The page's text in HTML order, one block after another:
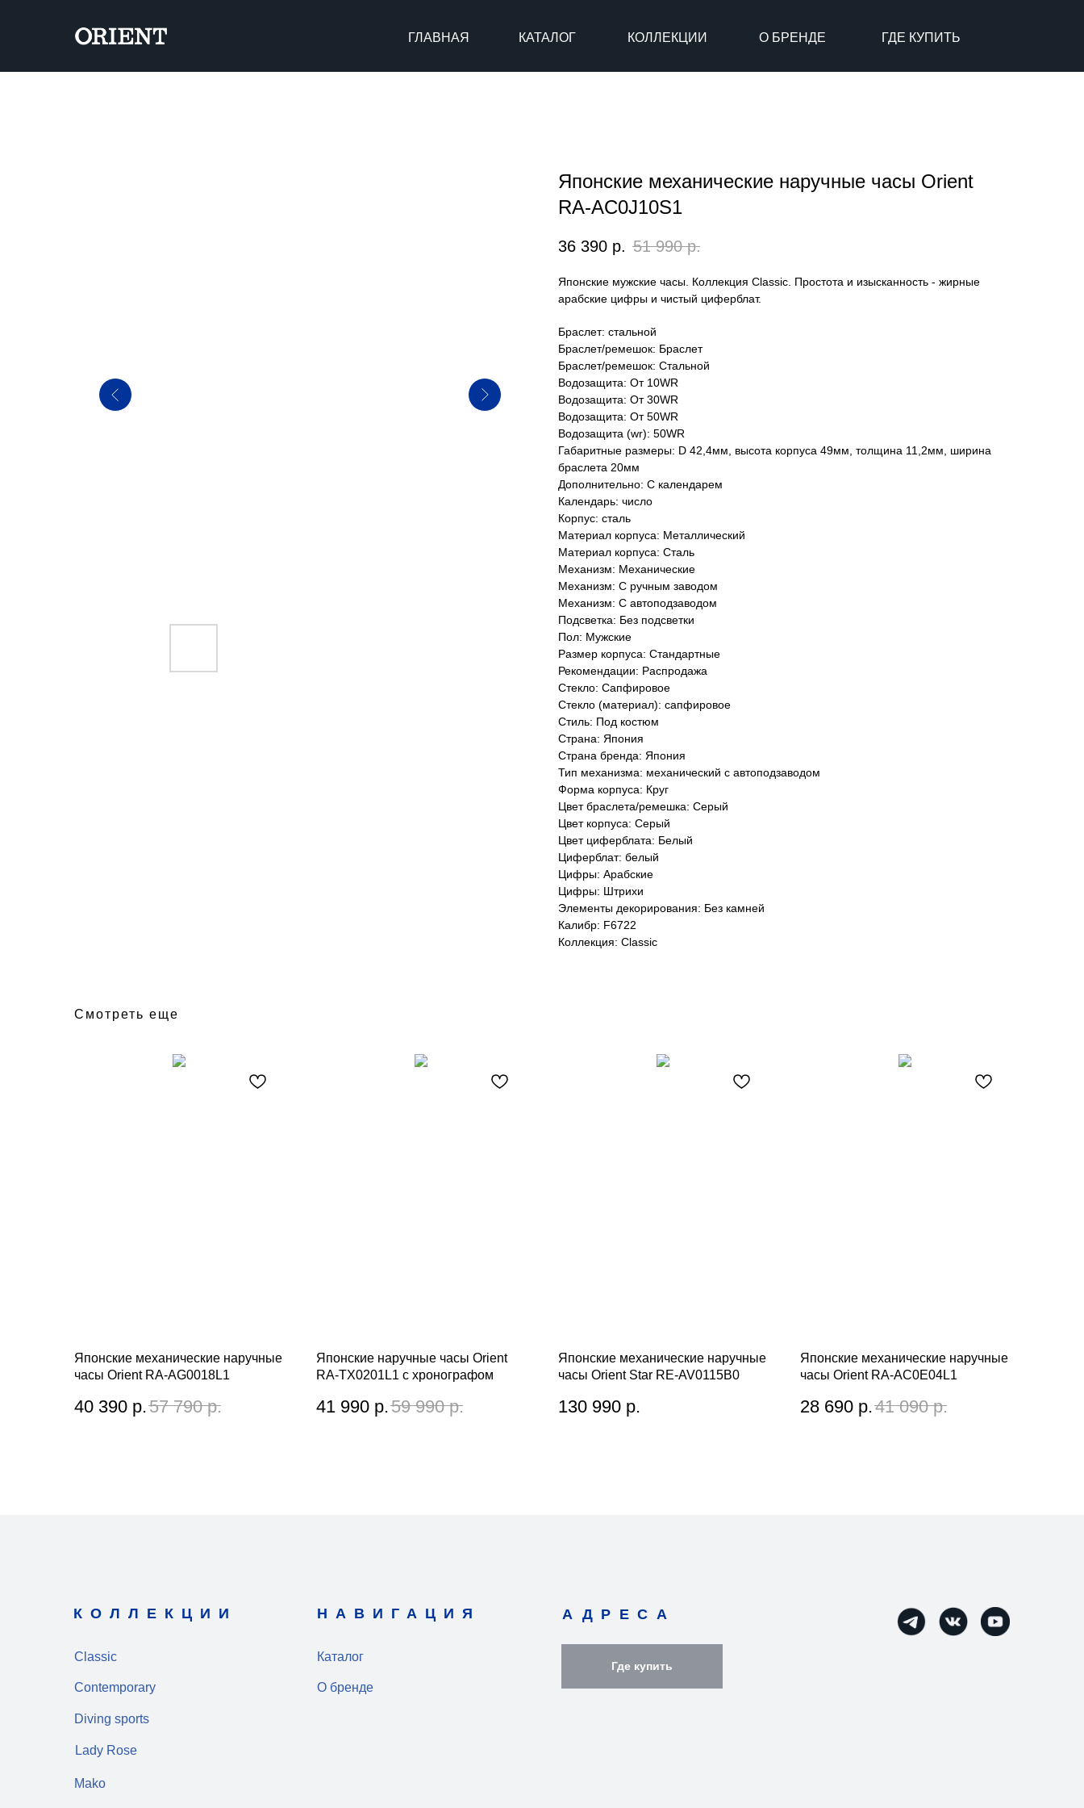
ГДЕ КУПИТЬ
О БРЕНДЕ
КОЛЛЕКЦИИ
КАТАЛОГ
ГЛАВНАЯ
Японские механические наручные часы Orient
RA-AC0J10S1
36 390 р. 51 990 р.
Японские мужские часы. Коллекция Classic. Простота и изысканность - жирные
арабские цифры и чистый циферблат.
Браслет: стальной
Браслет/ремешок: Браслет
Браслет/ремешок: Стальной
Водозащита: От 10WR
Водозащита: От 30WR
Водозащита: От 50WR
Водозащита (wr): 50WR
Габаритные размеры: D 42,4мм, высота корпуса 49мм, толщина 11,2мм, ширина
браслета 20мм
Дополнительно: С календарем
Календарь: число
Корпус: сталь
Материал корпуса: Металлический
Материал корпуса: Сталь
Механизм: Механические
Механизм: С ручным заводом
Механизм: С автоподзаводом
Подсветка: Без подсветки
Пол: Мужские
Размер корпуса: Стандартные
Рекомендации: Распродажа
Стекло: Сапфировое
Стекло (материал): сапфировое
Стиль: Под костюм
Страна: Япония
Страна бренда: Япония
Тип механизма: механический с автоподзаводом
Форма корпуса: Круг
Цвет браслета/ремешка: Серый
Цвет корпуса: Серый
Цвет циферблата: Белый
Циферблат: белый
Цифры: Арабские
Цифры: Штрихи
Элементы декорирования: Без камней
Калибр: F6722
Коллекция: Classic
Смотреть еще
Японские механические наручные
часы Orient RA-AG0018L1
40 390 р.57 790 р.
Японские наручные часы Orient
RA-TX0201L1 с хронографом
41 990 р.59 990 р.
Японские механические наручные
часы Orient Star RE-AV0115B0
130 990 р.
Японские механические наручные
часы Orient RA-AC0E04L1
28 690 р.41 090 р.
О бренде
Каталог
Lady Rose
Diving sports
Contemporary
АДРЕСА
НАВИГАЦИЯ
КОЛЛЕКЦИИ
Classic
Mako
Где купить